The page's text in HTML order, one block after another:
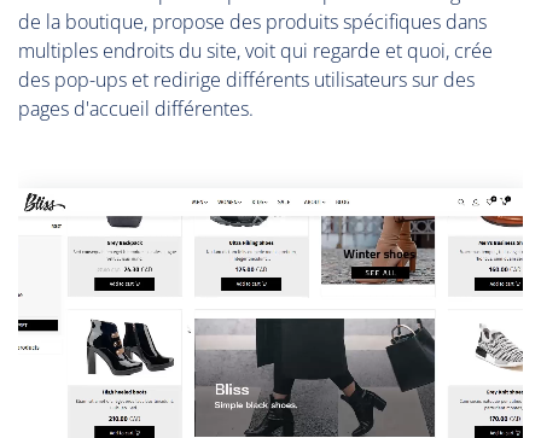
de la boutique, propose des produits spécifiques dans
multiples endroits du site, voit qui regarde et quoi, crée
des pop-ups et redirige différents utilisateurs sur des
pages d'accueil différentes.